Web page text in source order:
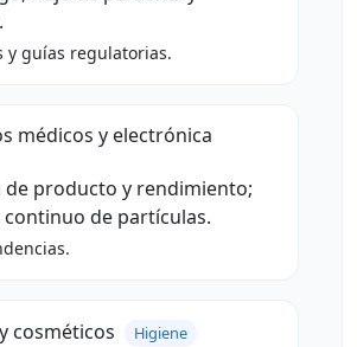
y guías regulatorias.
médicos y electrónica
de producto y rendimiento;
de partículas.
cosméticos Higiene